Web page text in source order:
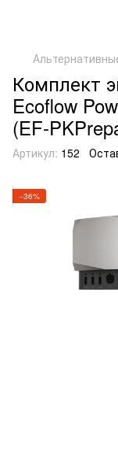
Комплект
Ecoflow
(EF-
Артикул: 152
−36%